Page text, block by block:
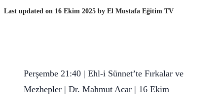
Last updated on 16 Ekim 2025 by El Mustafa Eğitim TV
Perşembe 21:40 | Ehl-i Sünnet’te Fırkalar ve
Mezhepler | Dr. Mahmut Acar | 16 Ekim